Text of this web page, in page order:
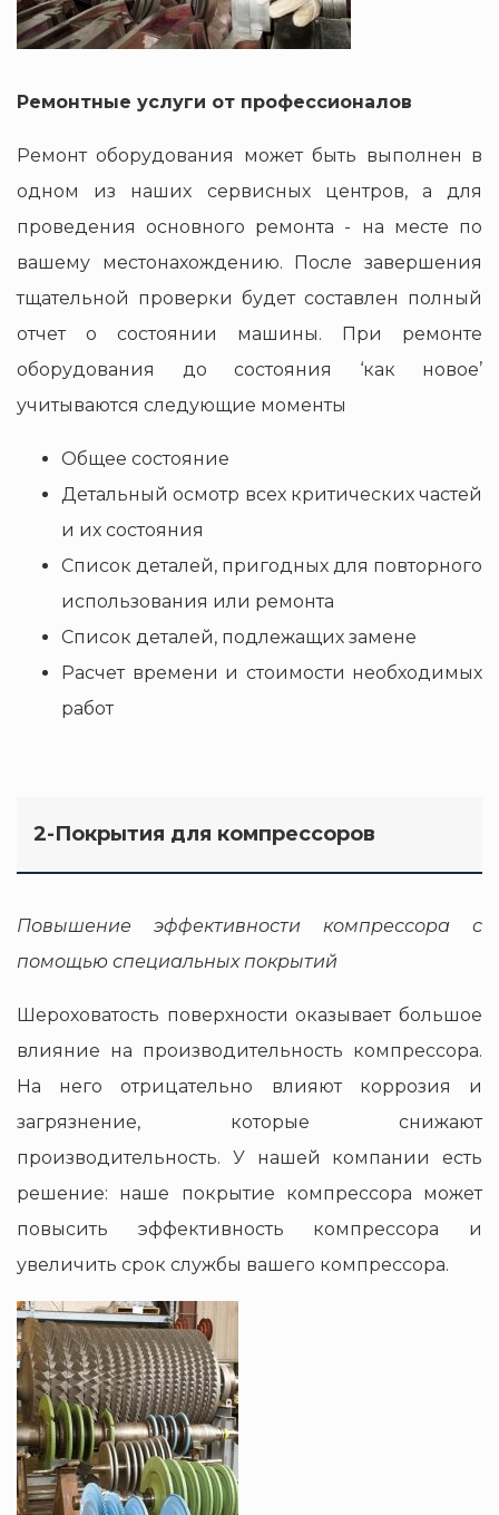
Ремонтные услуги от профессионалов
Ремонт оборудования может быть выполнен в
одном из наших сервисных центров, а для
проведения основного ремонта - на месте по
вашему местонахождению. После завершения
тщательной проверки будет составлен полный
отчет о состоянии машины. При ремонте
оборудования до состояния ‘как новое’
учитываются следующие моменты
Общее состояние
Детальный осмотр всех критических частей
и их состояния
Список деталей, пригодных для повторного
использования или ремонта
Список деталей, подлежащих замене
Расчет времени и стоимости необходимых
работ
2-Покрытия для компрессоров
Повышение эффективности компрессора с
помощью специальных покрытий
Шероховатость поверхности оказывает большое
влияние на производительность компрессора.
На него отрицательно влияют коррозия и
загрязнение, которые снижают
производительность. У нашей компании есть
решение: наше покрытие компрессора может
повысить эффективность компрессора и
увеличить срок службы вашего компрессора.